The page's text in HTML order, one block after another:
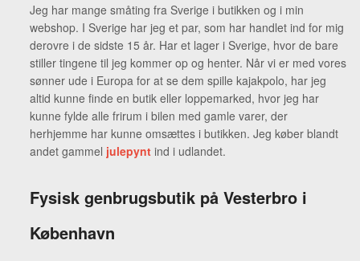
Jeg har mange småting fra Sverige i butikken og i min
webshop. I Sverige har jeg et par, som har handlet ind for mig
derovre i de sidste 15 år. Har et lager i Sverige, hvor de bare
stiller tingene til jeg kommer op og henter. Når vi er med vores
sønner ude i Europa for at se dem spille kajakpolo, har jeg
altid kunne finde en butik eller loppemarked, hvor jeg har
kunne fylde alle frirum i bilen med gamle varer, der
herhjemme har kunne omsættes i butikken. Jeg køber blandt
andet gammel julepynt ind i udlandet.
Fysisk genbrugsbutik på Vesterbro i
København